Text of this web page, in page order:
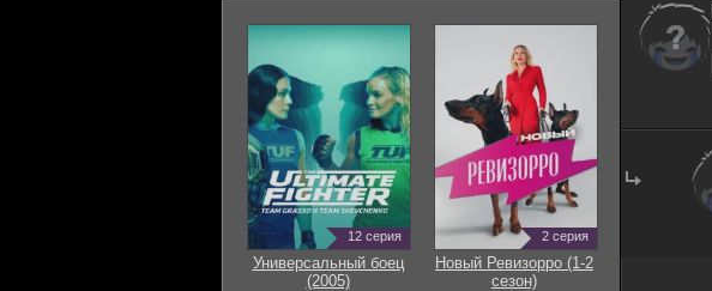
12 серия
Универсальный боец
(2005)
2 серия
Новый Ревизорро (1-2
сезон)